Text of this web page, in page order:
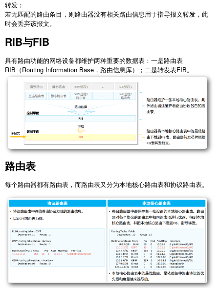
转发；
若无匹配的路由条目，则路由器没有相关路由信息用于指导报文转发，此
时会丢弃该报文。
RIB与FIB
具有路由功能的网络设备都维护两种重要的数据表：一是路由表
RIB（Routing Information Base，路由信息库）；二是转发表FIB。
路由表
每个路由器都有路由表，而路由表又分为本地核心路由表和协议路由表。